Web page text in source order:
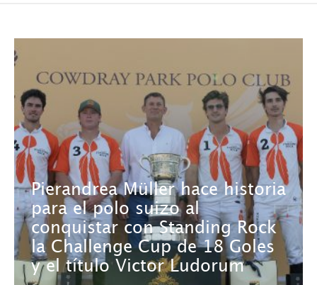
Pierandrea Müller hace historia
para el polo suizo al
conquistar con Standing Rock
la Challenge Cup de 18 Goles
y el título Victor Ludorum